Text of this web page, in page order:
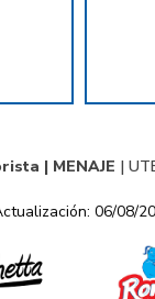
| MENAJE |
06/08/